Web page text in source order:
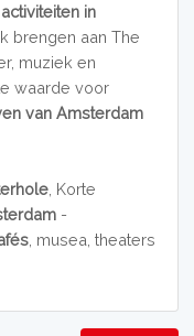
in
brengen aan The
muziek en
waarde voor
van Amsterdam
, Korte
-
, musea, theaters